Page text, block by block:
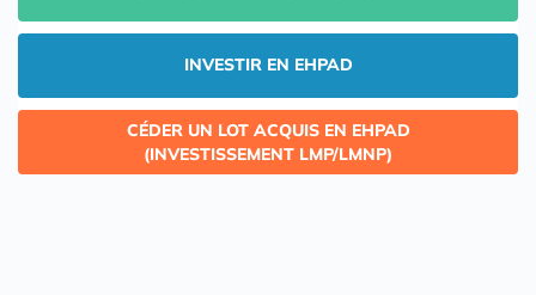
INVESTIR EN EHPAD
CÉDER UN LOT ACQUIS EN EHPAD
(INVESTISSEMENT LMP/LMNP)